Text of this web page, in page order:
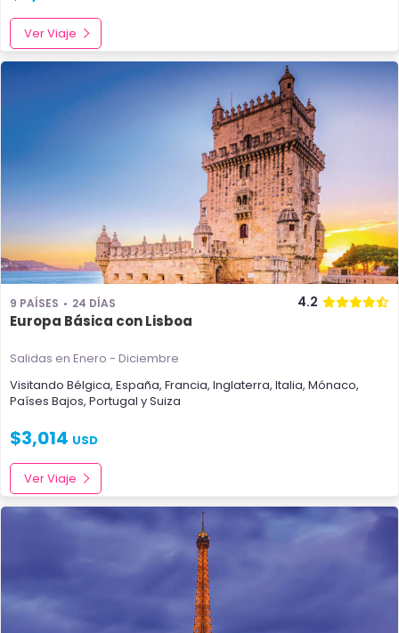
Ver Viaje
9 PAÍSES 24 DÍAS 4.2
Europa Básica con Lisboa
Salidas en Enero - Diciembre
Visitando Bélgica, España, Francia, Inglaterra, Italia, Mónaco,
Países Bajos, Portugal ySuiza
$3,014 USD
Ver Viaje